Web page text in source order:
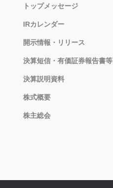
トップメッセージ
IRカレンダー
開示情報・リリース
決算短信・有価証券報告書等
決算説明資料
株式概要
株主総会